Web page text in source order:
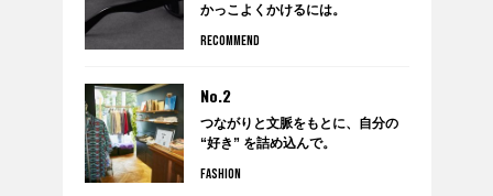
かっこよくかけるには。
RECOMMEND
No.2
つながりと文脈をもとに、自分の
“好き” を詰め込んで。
TREATMENTのポップアップショ
FASHION